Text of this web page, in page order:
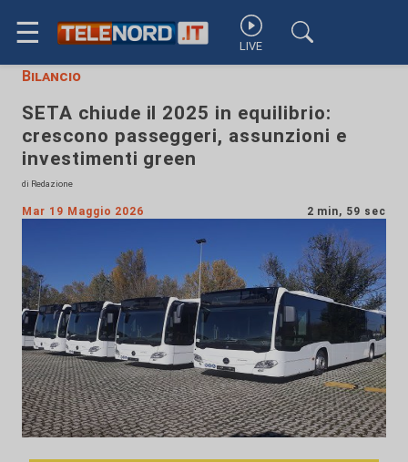
☰ LIVE
Bilancio
SETA chiude il 2025 in equilibrio:
crescono passeggeri, assunzioni e
investimenti green
di Redazione
Mar 19 Maggio 2026 2 min, 59 sec